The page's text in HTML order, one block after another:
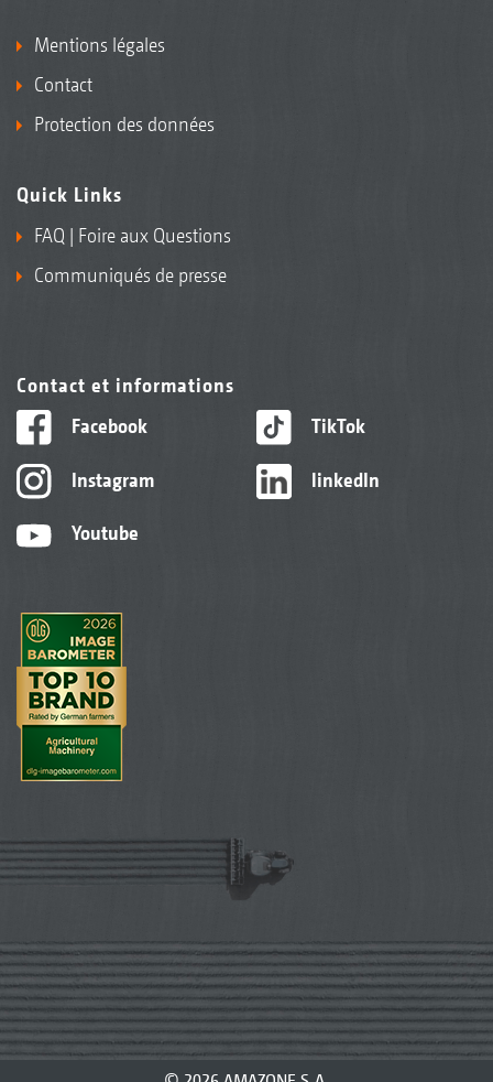
Mentions légales
Contact
Protection des données
Quick Links
FAQ | Foire aux Questions
Communiqués de presse
Contact et informations
Facebook
Instagram
Youtube
TikTok
linkedIn